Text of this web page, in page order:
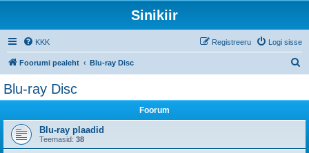
Sinikiir
KKK Logi sisse
Registreeru
Foorumi pealeht Blu-ray Disc
Blu-ray Disc
Foorum
Blu-ray plaadid
Teemasid: 38